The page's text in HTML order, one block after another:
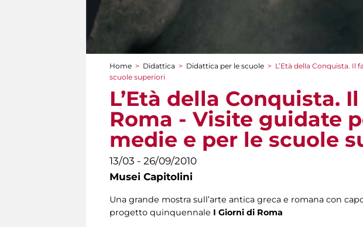
Tu sei qui
Home > Didattica > Didattica per le scuole > L’Età della Conquista. Il
scuole superiori
L’Età della Conquista.
Roma - Visite guidate
medie e per le scuole
13/03 - 26/09/2010
Musei Capitolini
Una grande mostra sull’arte antica greca e romana con
progetto quinquennale I Giorni di Roma